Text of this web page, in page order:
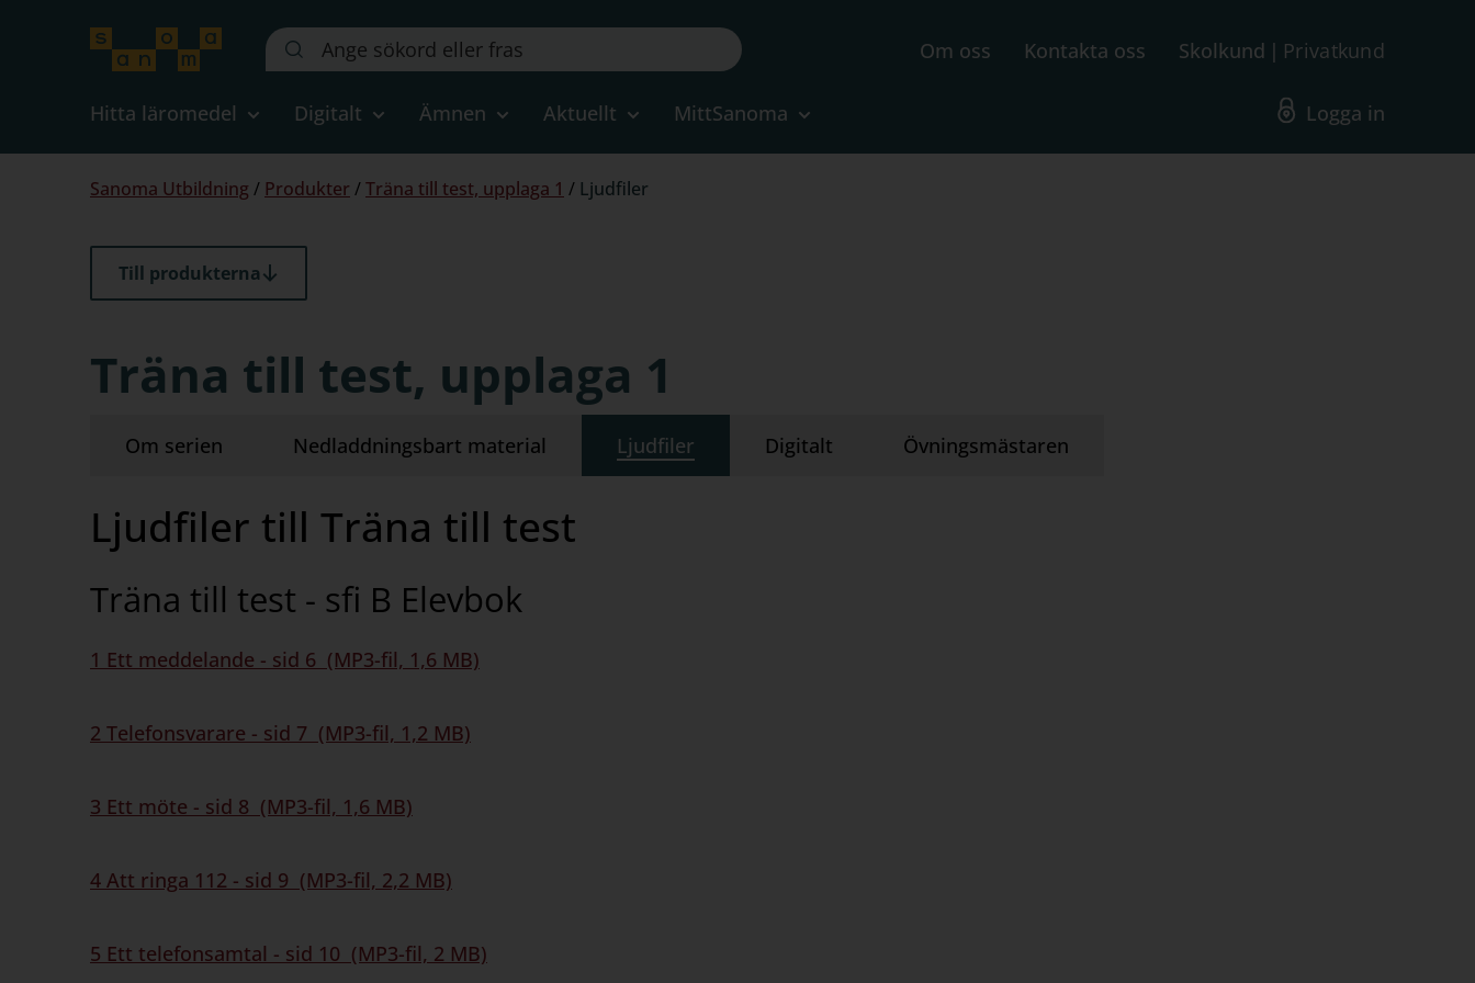
Sök
på
webbplatsen::
Om oss Kontakta oss Skolkund Privatkund
Hitta läromedel Digitalt Ämnen Aktuellt MittSanoma Logga in
Du
här:
Sanoma Utbildning / Produkter /Träna till test, upplaga 1 / Ljudfiler
Till produkterna
Träna till test, upplaga 1
Om serien Nedladdningsbart material Ljudfiler Digitalt Övningsmästaren
Ljudfiler till Träna till test
Träna till test - sfi B Elevbok
1 Ett meddelande - sid 6 (MP3-fil, 1,6 MB)
2 Telefonsvarare - sid 7 (MP3-fil, 1,2 MB)
3 Ett möte - sid 8 (MP3-fil, 1,6 MB)
4 Att ringa 112 - sid 9 (MP3-fil, 2,2 MB)
5 Ett telefonsamtal - sid 10 (MP3-fil, 2 MB)